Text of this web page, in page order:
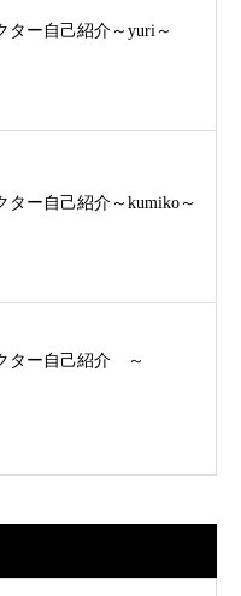
ター自己紹介～yuri～
ター自己紹介～kumiko～
ター自己紹介 ～